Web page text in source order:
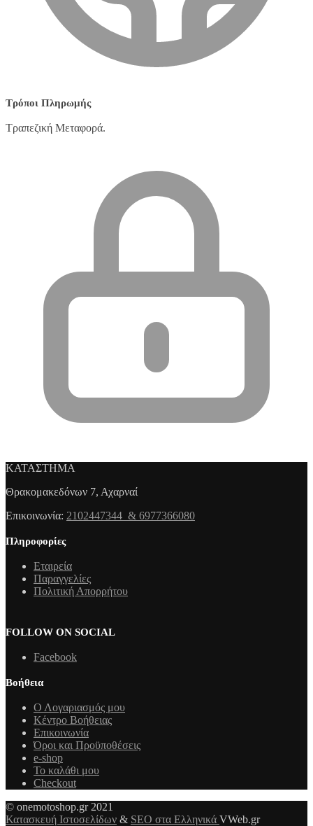
Τρόποι Πληρωμής
Τραπεζική Μεταφορά.
ΚΑΤΑΣΤΗΜΑ
Θρακομακεδόνων 7, Αχαρναί
Επικοινωνία: 2102447344 & 6977366080
Πληροφορίες
Εταιρεία
Παραγγελίες
Πολιτική Απορρήτου
FOLLOW ON SOCIAL
Facebook
Βοήθεια
Ο Λογαριασμός μου
Κέντρο Βοήθειας
Επικοινωνία
Όροι και Προϋποθέσεις
e-shop
Το καλάθι μου
Checkout
© onemotoshop.gr 2021
Κατασκευή Ιστοσελίδων & SEO στα Ελληνικά VWeb.gr